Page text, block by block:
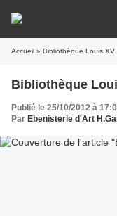
Accueil » Bibliothèque Louis XV
Bibliothèque
Publié le 25/10/2012 à
Par Ebenisterie d'Art